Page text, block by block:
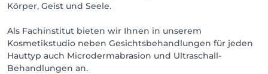
Körper, Geist und Seele.
Als Fachinstitut bieten wir Ihnen in unserem
Kosmetikstudio neben Gesichtsbehandlungen für jeden
Hauttyp auch Microdermabrasion und Ultraschall-
Behandlungen an.